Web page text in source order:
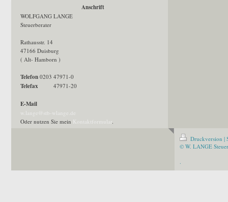
Anschrift
WOLFGANG LANGE
Steuerberater
Rathausstr. 14
47166 Duisburg
( Alt- Hamborn )
Telefon 0203 47971-0
Telefax 47971-20
E-Mail
w.lange@stb-wlange.de
Oder nutzen Sie mein Kontaktformular.
Druckversion |
© W. LANGE
.